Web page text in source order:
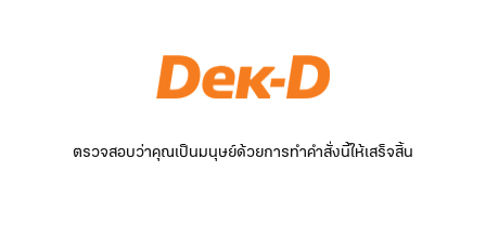
ตรวจสอบว่าคุณเป็นมนุษย์ด้วยการทำคำสั่งนี้ให้เสร็จสิ้น